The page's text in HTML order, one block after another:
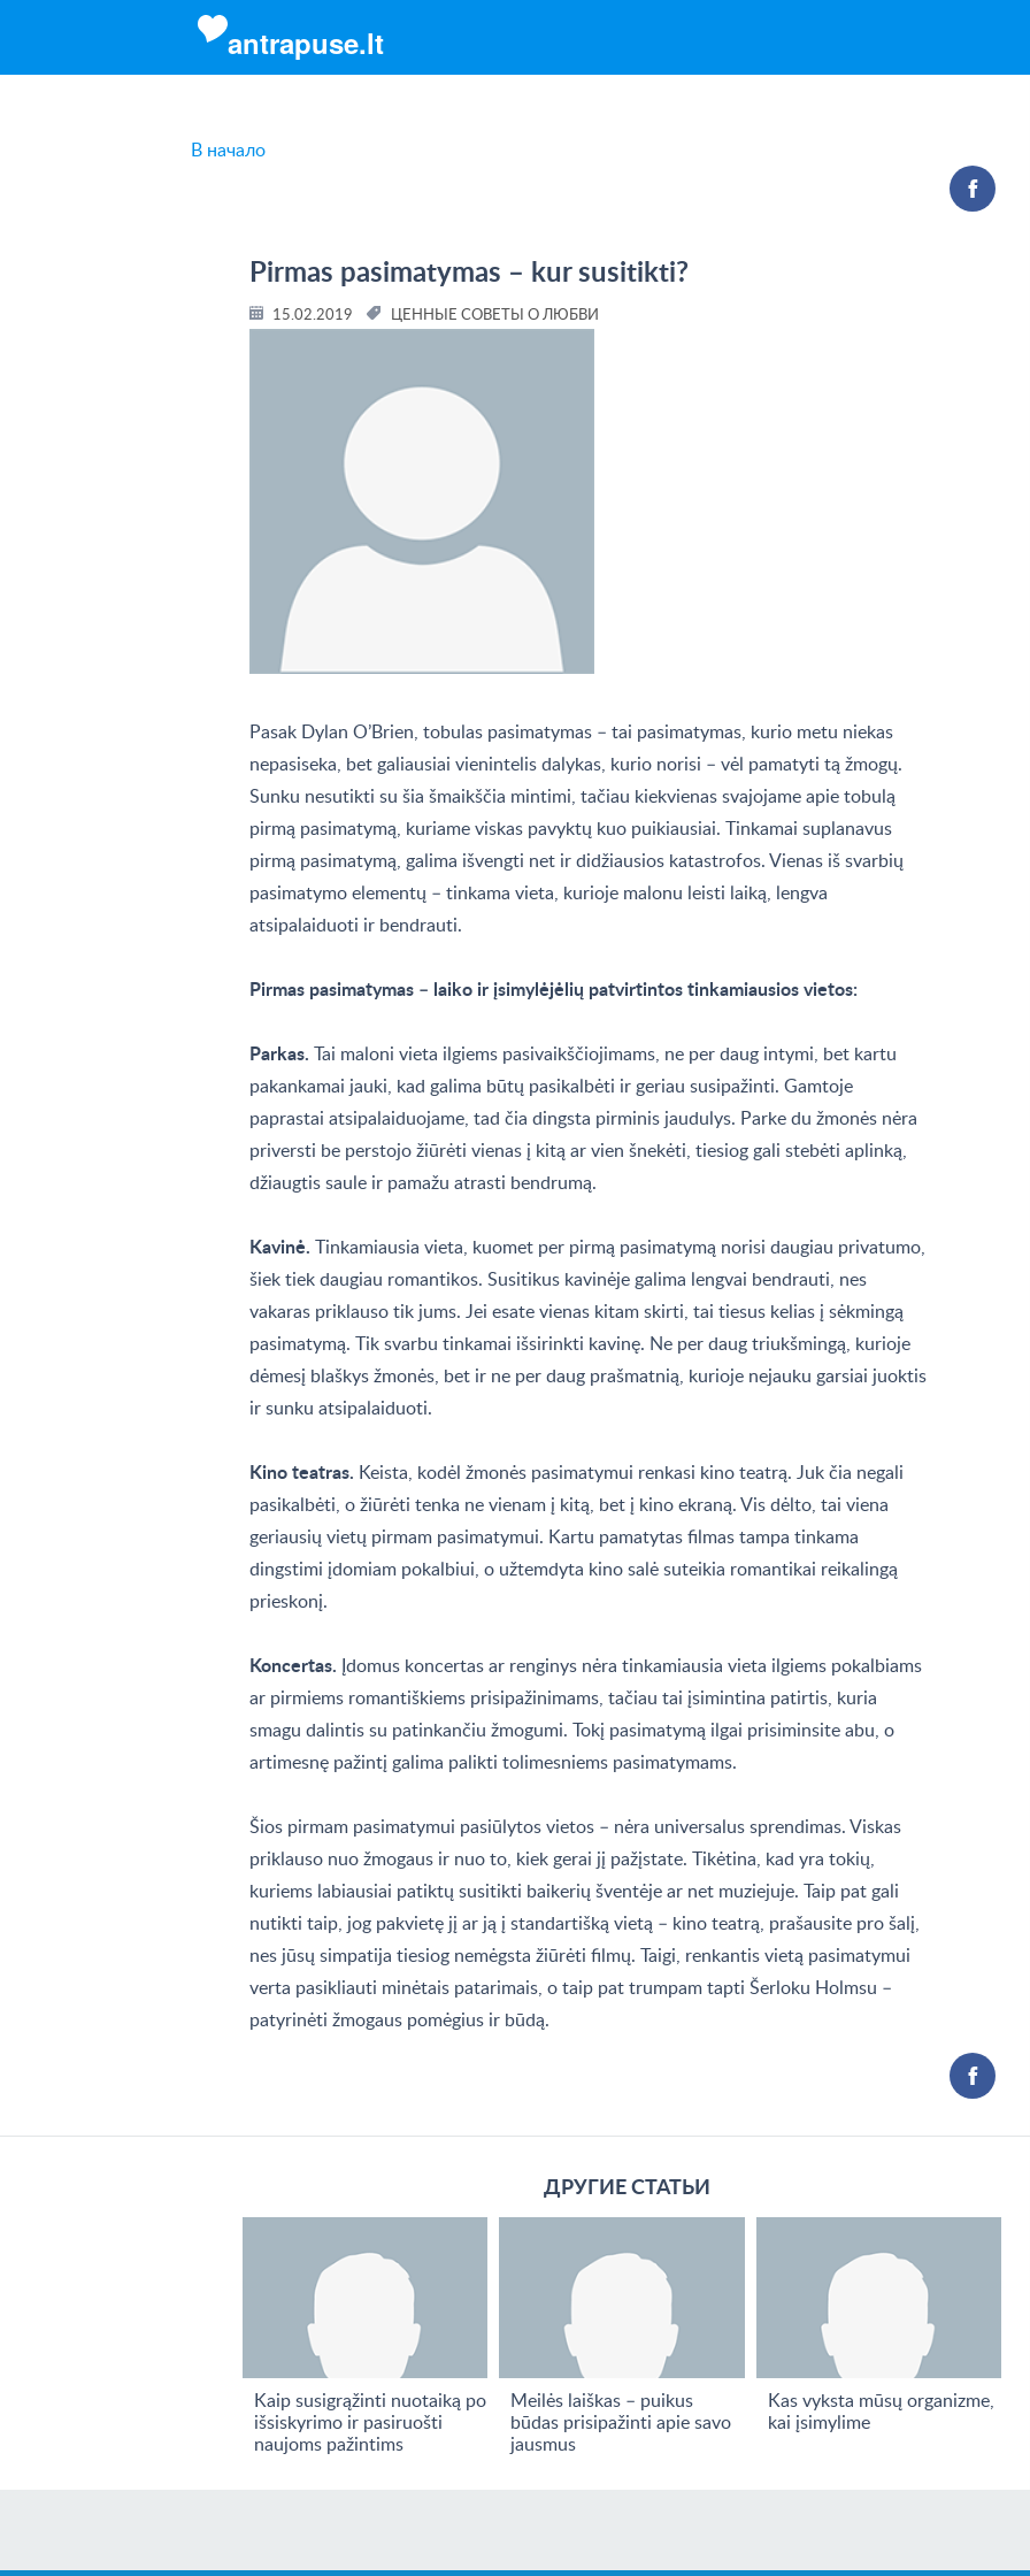
antrapuse.lt
В начало
Pirmas pasimatymas – kur susitikti?
15.02.2019 ЦЕННЫЕ СОВЕТЫ О ЛЮБВИ
Pasak Dylan O’Brien, tobulas pasimatymas – tai pasimatymas, kurio metu niekas
nepasiseka, bet galiausiai vienintelis dalykas, kurio norisi – vėl pamatyti tą žmogų.
Sunku nesutikti su šia šmaikščia mintimi, tačiau kiekvienas svajojame apie tobulą
pirmą pasimatymą, kuriame viskas pavyktų kuo puikiausiai. Tinkamai suplanavus
pirmą pasimatymą, galima išvengti net ir didžiausios katastrofos. Vienas iš svarbių
pasimatymo elementų – tinkama vieta, kurioje malonu leisti laiką, lengva
atsipalaiduoti ir bendrauti.
Pirmas pasimatymas – laiko ir įsimylėjėlių patvirtintos tinkamiausios vietos:
Parkas. Tai maloni vieta ilgiems pasivaikščiojimams, ne per daug intymi, bet kartu
pakankamai jauki, kad galima būtų pasikalbėti ir geriau susipažinti. Gamtoje
paprastai atsipalaiduojame, tad čia dingsta pirminis jaudulys. Parke du žmonės nėra
priversti be perstojo žiūrėti vienas į kitą ar vien šnekėti, tiesiog gali stebėti aplinką,
džiaugtis saule ir pamažu atrasti bendrumą.
Kavinė. Tinkamiausia vieta, kuomet per pirmą pasimatymą norisi daugiau privatumo,
šiek tiek daugiau romantikos. Susitikus kavinėje galima lengvai bendrauti, nes
vakaras priklauso tik jums. Jei esate vienas kitam skirti, tai tiesus kelias į sėkmingą
pasimatymą. Tik svarbu tinkamai išsirinkti kavinę. Ne per daug triukšmingą, kurioje
dėmesį blaškys žmonės, bet ir ne per daug prašmatnią, kurioje nejauku garsiai juoktis
ir sunku atsipalaiduoti.
Kino teatras. Keista, kodėl žmonės pasimatymui renkasi kino teatrą. Juk čia negali
pasikalbėti, o žiūrėti tenka ne vienam į kitą, bet į kino ekraną. Vis dėlto, tai viena
geriausių vietų pirmam pasimatymui. Kartu pamatytas filmas tampa tinkama
dingstimi įdomiam pokalbiui, o užtemdyta kino salė suteikia romantikai reikalingą
prieskonį.
Koncertas. Įdomus koncertas ar renginys nėra tinkamiausia vieta ilgiems pokalbiams
ar pirmiems romantiškiems prisipažinimams, tačiau tai įsimintina patirtis, kuria
smagu dalintis su patinkančiu žmogumi. Tokį pasimatymą ilgai prisiminsite abu, o
artimesnę pažintį galima palikti tolimesniems pasimatymams.
Šios pirmam pasimatymui pasiūlytos vietos – nėra universalus sprendimas. Viskas
priklauso nuo žmogaus ir nuo to, kiek gerai jį pažįstate. Tikėtina, kad yra tokių,
kuriems labiausiai patiktų susitikti baikerių šventėje ar net muziejuje. Taip pat gali
nutikti taip, jog pakvietę jį ar ją į standartišką vietą – kino teatrą, prašausite pro šalį,
nes jūsų simpatija tiesiog nemėgsta žiūrėti filmų. Taigi, renkantis vietą pasimatymui
verta pasikliauti minėtais patarimais, o taip pat trumpam tapti Šerloku Holmsu –
patyrinėti žmogaus pomėgius ir būdą.
ДРУГИЕ СТАТЬИ
Kaip susigrąžinti nuotaiką po
išsiskyrimo ir pasiruošti
naujoms pažintims
Meilės laiškas – puikus
būdas prisipažinti apie savo
jausmus
Kas vyksta mūsų organizme,
kai įsimylime